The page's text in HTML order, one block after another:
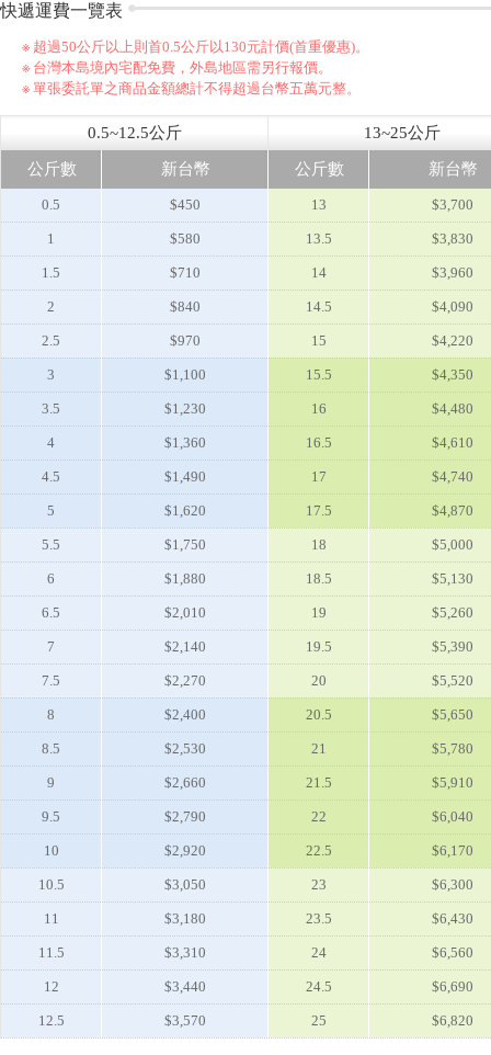
快遞運費一覽表
※ 超過50公斤以上則首0.5公斤以130元計價(首重優惠)。
※ 台灣本島境內宅配免費，外島地區需另行報價。
※ 單張委託單之商品金額總計不得超過台幣五萬元整。
0.5~12.5公斤 13~25公斤
公斤數 新台幣 公斤數 新台幣
0.5 $450 13 $3,700
1 $580 13.5 $3,830
1.5 $710 14 $3,960
2 $840 14.5 $4,090
2.5 $970 15 $4,220
3 $1,100 15.5 $4,350
3.5 $1,230 16 $4,480
4 $1,360 16.5 $4,610
4.5 $1,490 17 $4,740
5 $1,620 17.5 $4,870
5.5 $1,750 18 $5,000
6 $1,880 18.5 $5,130
6.5 $2,010 19 $5,260
7 $2,140 19.5 $5,390
7.5 $2,270 20 $5,520
8 $2,400 20.5 $5,650
8.5 $2,530 21 $5,780
9 $2,660 21.5 $5,910
9.5 $2,790 22 $6,040
10 $2,920 22.5 $6,170
10.5 $3,050 23 $6,300
11 $3,180 23.5 $6,430
11.5 $3,310 24 $6,560
12 $3,440 24.5 $6,690
12.5 $3,570 25 $6,820